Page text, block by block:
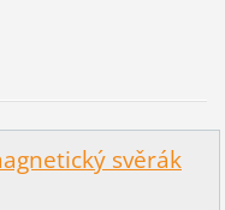
svěrák